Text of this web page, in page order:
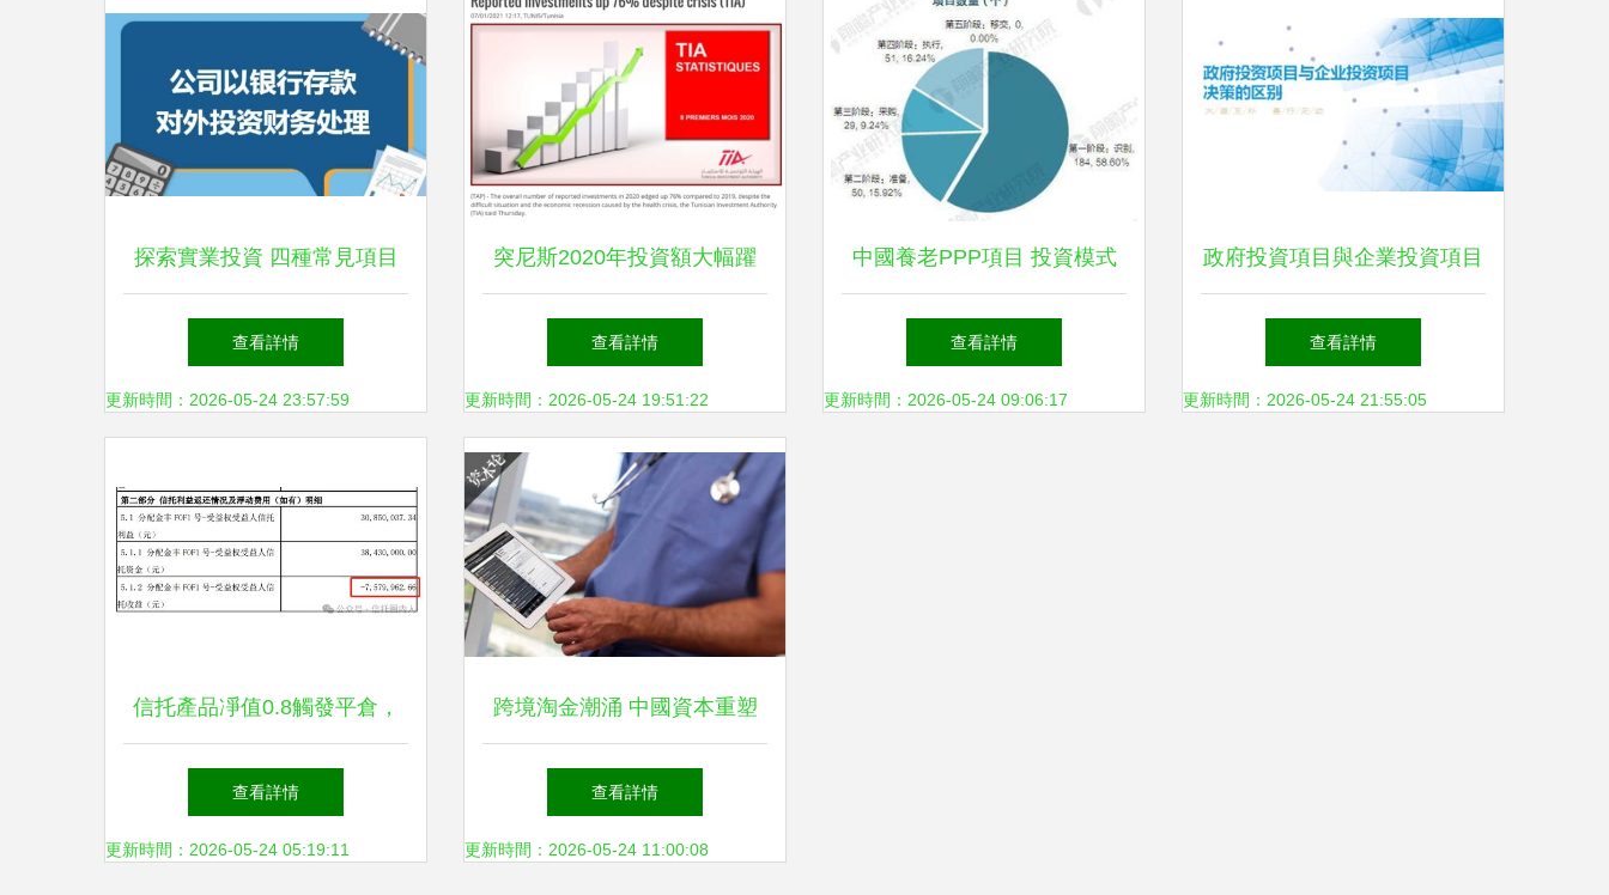
探索實業投資 四種常見項目
投資方式及其適用性分析
查看詳情
更新時間：2026-05-24 23:57:59
突尼斯2020年投資額大幅躍
升，累計報告投資項目58個推
動實業投資發展
查看詳情
更新時間：2026-05-24 19:51:22
中國養老PPP項目 投資模式
解析與運行現狀
查看詳情
更新時間：2026-05-24 09:06:17
政府投資項目與企業投資項目
決策在實業投資領域的差異剖
析
查看詳情
更新時間：2026-05-24 21:55:05
信托產品凈值0.8觸發平倉，
投資人三年虧損20%背后的思
考
查看詳情
更新時間：2026-05-24 05:19:11
跨境淘金潮涌 中國資本重塑
全球醫藥投資版圖
查看詳情
更新時間：2026-05-24 11:00:08